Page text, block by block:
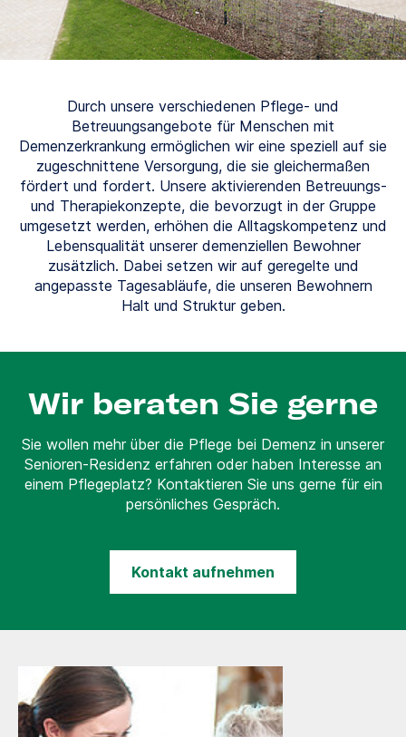
Durch unsere verschiedenen Pflege- und
Betreuungsangebote für Menschen mit
Demenzerkrankung ermöglichen wir eine speziell auf sie
zugeschnittene Versorgung, die sie gleichermaßen
fördert und fordert. Unsere aktivierenden Betreuungs-
und Therapiekonzepte, die bevorzugt in der Gruppe
umgesetzt werden, erhöhen die Alltagskompetenz und
Lebensqualität unserer demenziellen Bewohner
zusätzlich. Dabei setzen wir auf geregelte und
angepasste Tagesabläufe, die unseren Bewohnern
Halt und Struktur geben.
Wir beraten Sie gerne
Sie wollen mehr über die Pflege bei Demenz in unserer
Senioren-Residenz erfahren oder haben Interesse an
einem Pflegeplatz? Kontaktieren Sie uns gerne für ein
persönliches Gespräch.
Kontakt aufnehmen